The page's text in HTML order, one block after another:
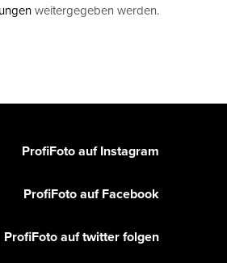
weitergegeben werden.
ProfiFoto auf Instagram
ProfiFoto auf Facebook
ProfiFoto auf twitter folgen